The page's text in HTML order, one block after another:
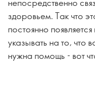
непосредственно
здоровьем. Так что
постоянно
указывать на то, что
нужна помощь - вот